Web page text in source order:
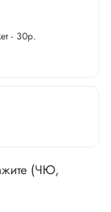
- 30р.
(ЧЮ,